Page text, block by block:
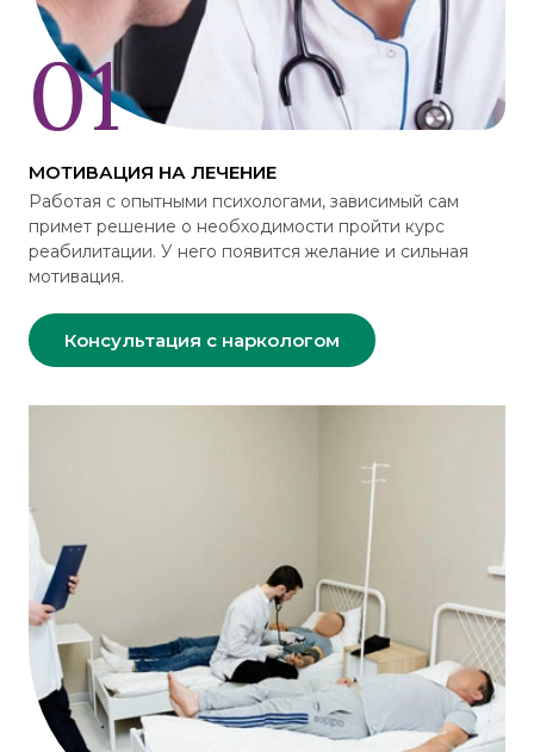
МОТИВАЦИЯ НА ЛЕЧЕНИЕ
Работая с опытными психологами, зависимый сам
примет решение о необходимости пройти курс
реабилитации. У него появится желание и сильная
мотивация.
Консультация с наркологом